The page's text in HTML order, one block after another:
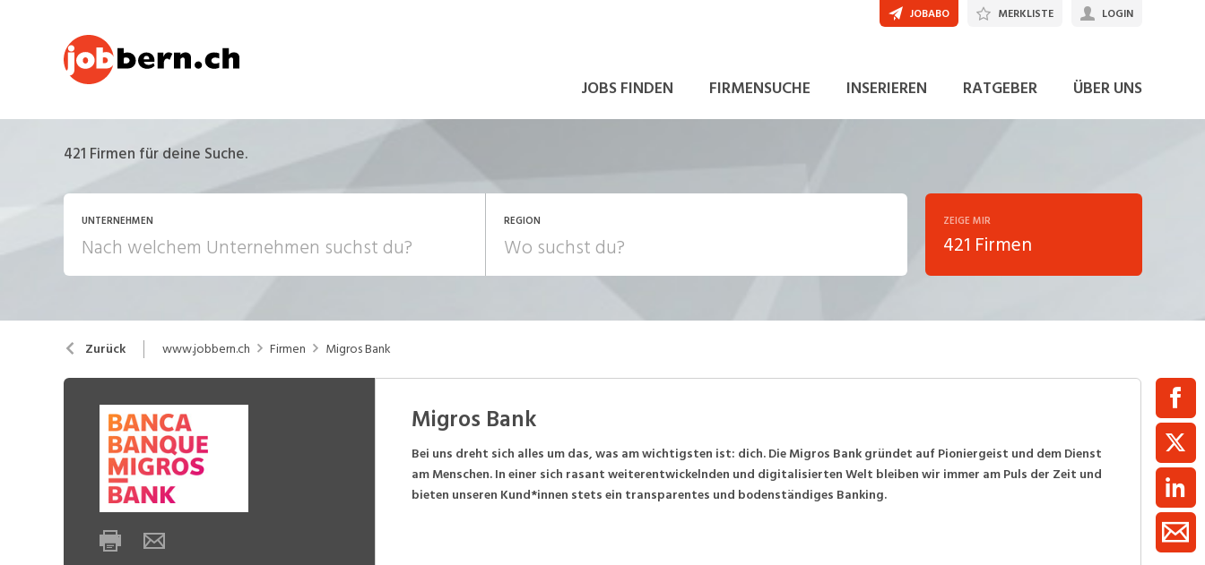
JOBS FINDEN FIRMENSUCHE INSERIEREN RATGEBER ÜBER UNS
JOBABO MERKLISTE LOGIN
421 Firmen für deine Suche.
UNTERNEHMEN REGION ZEIGE MIR
421 Firmen
Zurück www.jobbern.ch Firmen Migros Bank
Migros Bank
Bei uns dreht sich alles um das, was am wichtigsten ist: dich. Die Migros Bank gründet auf Pioniergeist und dem Dienst
am Menschen. In einer sich rasant weiterentwickelnden und digitalisierten Welt bleiben wir immer am Puls der Zeit und
bieten unseren Kund*innen stets ein transparentes und bodenständiges Banking.